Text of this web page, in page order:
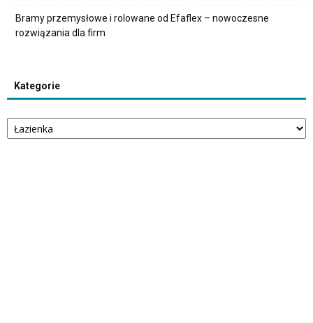
Bramy przemysłowe i rolowane od Efaflex – nowoczesne
rozwiązania dla firm
Kategorie
Kategorie